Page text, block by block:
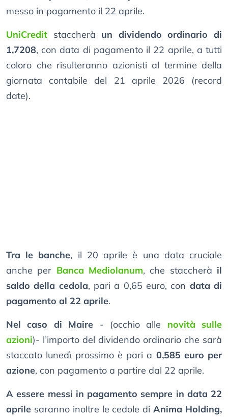
messo in pagamento il 22 aprile.
UniCredit staccherà un dividendo ordinario di
1,7208, con data di pagamento il 22 aprile, a tutti
coloro che risulteranno azionisti al termine della
giornata contabile del 21 aprile 2026 (record
date).
Tra le banche, il 20 aprile è una data cruciale
anche per Banca Mediolanum, che staccherà il
saldo della cedola, pari a 0,65 euro, con data di
pagamento al 22 aprile.
Nel caso di Maire - (occhio alle novità sulle
azioni)- l’importo del dividendo ordinario che sarà
staccato lunedì prossimo è pari a 0,585 euro per
azione, con pagamento a partire dal 22 aprile.
A essere messi in pagamento sempre in data 22
aprile saranno inoltre le cedole diAnima Holding,